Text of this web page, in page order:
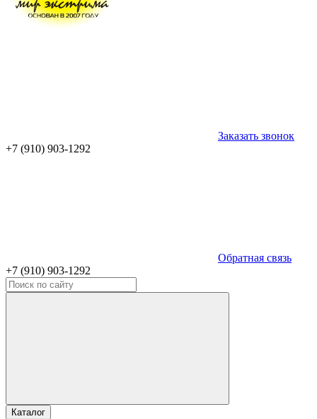
Заказать звонок
+7 (910) 903-1292
Обратная связь
+7 (910) 903-1292
Каталог